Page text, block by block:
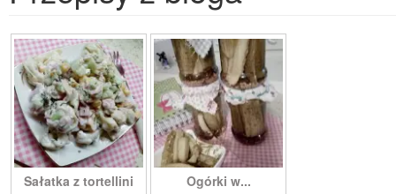
Sałatka z tortellini Ogórki w...